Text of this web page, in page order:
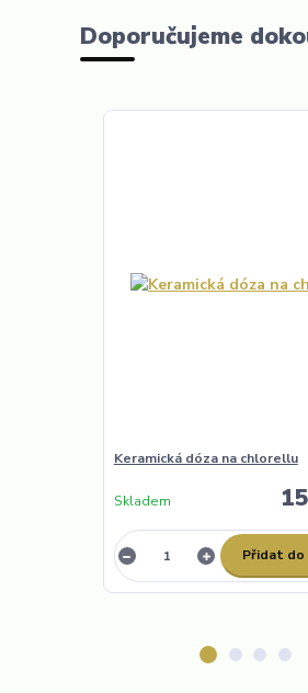
Doporučujeme
Keramická dóza na chlorellu
Skladem
Přidat do